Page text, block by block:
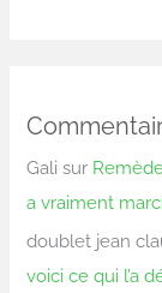
Gali sur
a vraiment
doublet jean
voici ce qui l’a